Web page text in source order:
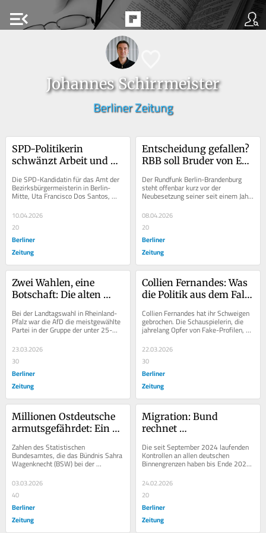
menu_open
Johannes Schirrmeister
Berliner Zeitung
SPD-Politikerin
schwänzt Arbeit und
Santos widerspricht
Vorwürfen
Die SPD-Kandidatin für das Amt der
Bezirksbürgermeisterin in Berlin-
Mitte, Uta Francisco Dos Santos,
wehrt sich gegen schwere Vorwürfe.
Die B.Z....
10.04.2026
20
Berliner
Zeitung
Entscheidung gefallen?
RBB soll Bruder von Ex-
Chefredakteur machen
Der Rundfunk Berlin-Brandenburg
steht offenbar kurz vor der
Neubesetzung seiner seit einem Jahr
unbesetzten Chefredaktion. Berichten
zufolge, unter...
08.04.2026
20
Berliner
Zeitung
Zwei Wahlen, eine
Botschaft: Die alten
Bei der Landtagswahl in Rheinland-
Pfalz war die AfD die meistgewählte
Partei in der Gruppe der unter 25-
Jährigen. Laut Infratest dimap
entschieden...
23.03.2026
30
Berliner
Zeitung
Collien Fernandes: Was
die Politik aus dem Fall
Collien Fernandes hat ihr Schweigen
gebrochen. Die Schauspielerin, die
jahrelang Opfer von Fake-Profilen,
Deepfake-Pornografie und...
22.03.2026
30
Berliner
Zeitung
Millionen Ostdeutsche
armutsgefährdet: Ein
besonders dramatisch
ab
Zahlen des Statistischen
Bundesamtes, die das Bündnis Sahra
Wagenknecht (BSW) bei der
Bundesregierung angefragt hat und
die der Berliner Zeitung...
03.03.2026
40
Berliner
Zeitung
Migration: Bund
rechnet
Grenzkontrollen vor
Die seit September 2024 laufenden
Kontrollen an allen deutschen
Binnengrenzen haben bis Ende 2025
Kosten in Höhe von rund 140
Millionen Euro...
24.02.2026
20
Berliner
Zeitung